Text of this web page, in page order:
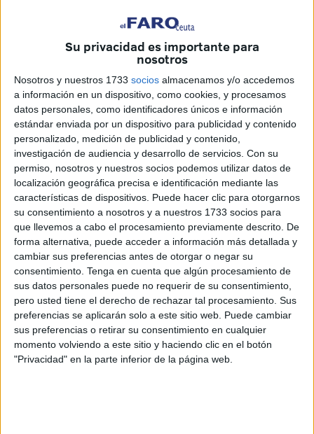
Su privacidad es importante para
nosotros
Nosotros y nuestros 1733 socios almacenamos y/o accedemos
a información en un dispositivo, como cookies, y procesamos
datos personales, como identificadores únicos e información
estándar enviada por un dispositivo para publicidad y contenido
personalizado, medición de publicidad y contenido,
investigación de audiencia y desarrollo de servicios. Con su
permiso, nosotros y nuestros socios podemos utilizar datos de
localización geográfica precisa e identificación mediante las
características de dispositivos. Puede hacer clic para otorgarnos
su consentimiento a nosotros y a nuestros 1733 socios para
que llevemos a cabo el procesamiento previamente descrito. De
forma alternativa, puede acceder a información más detallada y
cambiar sus preferencias antes de otorgar o negar su
consentimiento. Tenga en cuenta que algún procesamiento de
sus datos personales puede no requerir de su consentimiento,
pero usted tiene el derecho de rechazar tal procesamiento. Sus
preferencias se aplicarán solo a este sitio web. Puede cambiar
sus preferencias o retirar su consentimiento en cualquier
momento volviendo a este sitio y haciendo clic en el botón
"Privacidad" en la parte inferior de la página web.
RelatedPosts
"Mi padre quería abusar de mí": la
pesadilla de las mujeres que buscan
refugio en Ceuta
HACE 34 MINUTOS
La Guardia Civil localiza un cadáver en
Juan XXIII
HACE 58 MINUTOS
Alerta alimentaria por vidrios en tarros
de mermelada y miel
HACE 1 HORA
Ceuta: proteger a un menor también es
preguntar quién le espera al otro lado